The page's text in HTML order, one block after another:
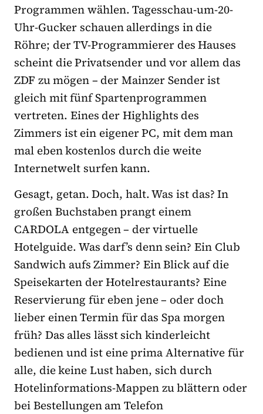
Programmen wählen. Tagesschau-um-20-
Uhr-Gucker schauen allerdings in die
Röhre; der TV-Programmierer des Hauses
scheint die Privatsender und vor allem das
ZDF zu mögen – der Mainzer Sender ist
gleich mit fünf Spartenprogrammen
vertreten. Eines der Highlights des
Zimmers ist ein eigener PC, mit dem man
mal eben kostenlos durch die weite
Internetwelt surfen kann.
Gesagt, getan. Doch, halt. Was ist das? In
großen Buchstaben prangt einem
CARDOLA entgegen – der virtuelle
Hotelguide. Was darf’s denn sein? Ein Club
Sandwich aufs Zimmer? Ein Blick auf die
Speisekarten der Hotelrestaurants? Eine
Reservierung für eben jene – oder doch
lieber einen Termin für das Spa morgen
früh? Das alles lässt sich kinderleicht
bedienen und ist eine prima Alternative für
alle, die keine Lust haben, sich durch
Hotelinformations-Mappen zu blättern oder
bei Bestellungen am Telefon